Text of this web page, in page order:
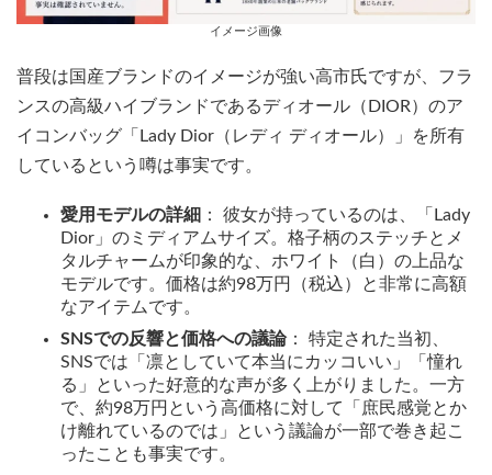
イメージ画像
普段は国産ブランドのイメージが強い高市氏ですが、フラ
ンスの高級ハイブランドであるディオール（DIOR）のア
イコンバッグ「Lady Dior（レディ ディオール）」を所有
しているという噂は事実です。
愛用モデルの詳細 ： 彼女が持っているのは、「Lady
Dior」のミディアムサイズ。格子柄のステッチとメ
タルチャームが印象的な、ホワイト（白）の上品な
モデルです。価格は約98万円（税込）と非常に高額
なアイテムです。
SNSでの反響と価格への議論： 特定された当初、
SNSでは「凛としていて本当にカッコいい」「憧れ
る」といった好意的な声が多く上がりました。一方
で、約98万円という高価格に対して「庶民感覚とか
け離れているのでは」という議論が一部で巻き起こ
ったことも事実です。